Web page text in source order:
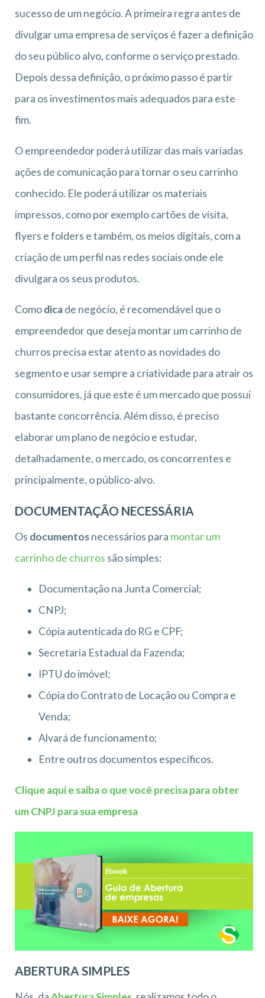
sucesso de um negócio. A primeira regra antes de
divulgar uma empresa de serviços é fazer a definição
do seu público alvo, conforme o serviço prestado.
Depois dessa definição, o próximo passo é partir
para os investimentos mais adequados para este
fim.
O empreendedor poderá utilizar das mais variadas
ações de comunicação para tornar o seu carrinho
conhecido. Ele poderá utilizar os materiais
impressos, como por exemplo cartões de visita,
flyers e folders e também, os meios digitais, com a
criação de um perfil nas redes sociais onde ele
divulgara os seus produtos.
Comodicade negócio, é recomendável que o
empreendedor que deseja montar um carrinho de
churros precisa estar atento as novidades do
segmento e usar sempre a criatividade para atrair os
consumidores, já que este é um mercado que possui
bastante concorrência. Além disso, é preciso
elaborar um plano de negócio e estudar,
detalhadamente, o mercado, os concorrentes e
principalmente, o público-alvo.
DOCUMENTAÇÃO NECESSÁRIA
Os documentosnecessários para montar um
carrinho de churros são simples:
Documentação na Junta Comercial;
CNPJ;
Cópia autenticada do RG e CPF;
Secretaria Estadual da Fazenda;
IPTU do imóvel;
Cópia do Contrato de Locação ou Compra e
Venda;
Alvará de funcionamento;
Entre outros documentos específicos.
Clique aqui e saiba o que você precisa para obter
um CNPJ para sua empresa
ABERTURA SIMPLES